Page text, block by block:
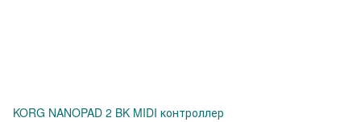
KORG NANOPAD 2 BK MIDI контроллер